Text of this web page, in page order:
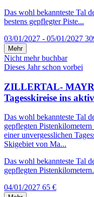
Das wohl bekannteste Tal
bestens gepflegter Piste...
03/01/2027 - 05/01/2027
Mehr
Nicht mehr buchbar
Dieses Jahr schon vorbei
ZILLERTAL-
Tagesskireise ins
Das wohl bekannteste Tal
gepflegten
einer unvergesslichen
Skigebiet von Ma...
Das wohl bekannteste Tal
gepflegten
04/01/2027 65 €